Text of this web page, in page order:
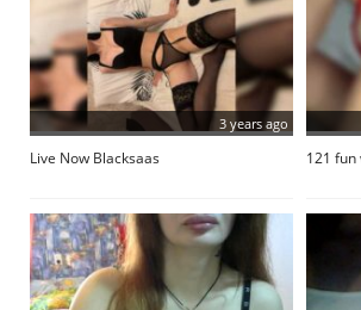
3 years ago
Live Now Blacksaas 121 fun